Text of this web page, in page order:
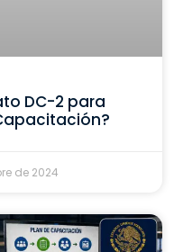
DC-2 para
de 2024